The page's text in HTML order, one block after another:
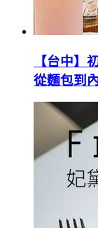
【台中】
從麵包到